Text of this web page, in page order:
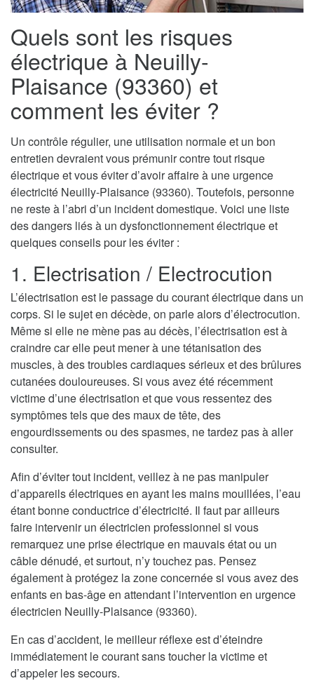
Quels sont les risques
électrique à Neuilly-
Plaisance (93360) et
comment les éviter ?
Un contrôle régulier, une utilisation normale et un bon
entretien devraient vous prémunir contre tout risque
électrique et vous éviter d’avoir affaire à une urgence
électricité Neuilly-Plaisance (93360). Toutefois, personne
ne reste à l’abri d’un incident domestique. Voici une liste
des dangers liés à un dysfonctionnement électrique et
quelques conseils pour les éviter :
1. Electrisation / Electrocution
L’électrisation est le passage du courant électrique dans un
corps. Si le sujet en décède, on parle alors d’électrocution.
Même si elle ne mène pas au décès, l’électrisation est à
craindre car elle peut mener à une tétanisation des
muscles, à des troubles cardiaques sérieux et des brûlures
cutanées douloureuses. Si vous avez été récemment
victime d’une électrisation et que vous ressentez des
symptômes tels que des maux de tête, des
engourdissements ou des spasmes, ne tardez pas à aller
consulter.
Afin d’éviter tout incident, veillez à ne pas manipuler
d’appareils électriques en ayant les mains mouillées, l’eau
étant bonne conductrice d’électricité. Il faut par ailleurs
faire intervenir un électricien professionnel si vous
remarquez une prise électrique en mauvais état ou un
câble dénudé, et surtout, n’y touchez pas. Pensez
également à protégez la zone concernée si vous avez des
enfants en bas-âge en attendant l’intervention en urgence
électricien Neuilly-Plaisance (93360).
En cas d’accident, le meilleur réflexe est d’éteindre
immédiatement le courant sans toucher la victime et
d’appeler les secours.